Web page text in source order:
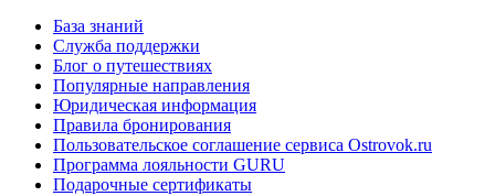
База знаний
Служба поддержки
Блог о путешествиях
Популярные направления
Юридическая информация
Правила бронирования
Пользовательское соглашение сервиса Ostrovok.ru
Программа лояльности GURU
Подарочные сертификаты